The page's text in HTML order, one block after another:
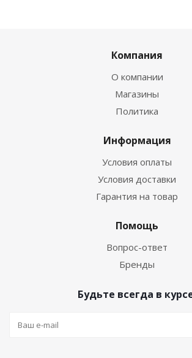
Компания
О компании
Магазины
Политика
Информация
Условия оплаты
Условия доставки
Гарантия на товар
Помощь
Вопрос-ответ
Бренды
Будьте всегда в